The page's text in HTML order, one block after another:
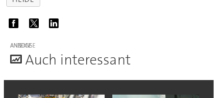
ANZEIGE
Auch interessant